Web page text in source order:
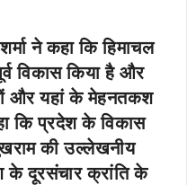
ने कहा कि हिमाचल
विकास किया है और
और यहां के मेहनतकश
कि प्रदेश के विकास
की उल्लेखनीय
के दूरसंचार क्रांति के